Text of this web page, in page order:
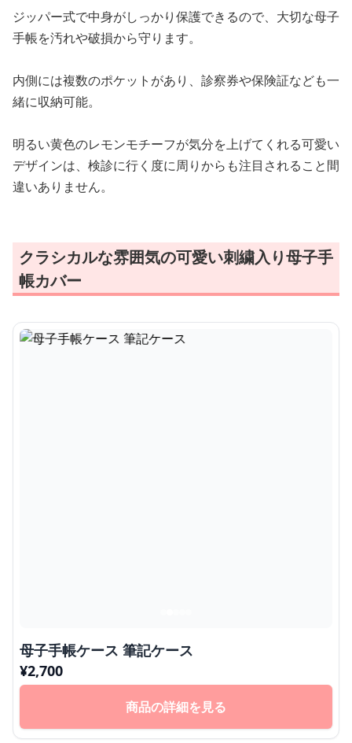
ジッパー式で中身がしっかり保護できるので、大切な母子
手帳を汚れや破損から守ります。
内側には複数のポケットがあり、診察券や保険証なども一
緒に収納可能。
明るい黄色のレモンモチーフが気分を上げてくれる可愛い
デザインは、検診に行く度に周りからも注目されること間
違いありません。
クラシカルな雰囲気の可愛い刺繍入り母子手
帳カバー
母子手帳ケース 筆記ケース
¥2,700
商品の詳細を見る